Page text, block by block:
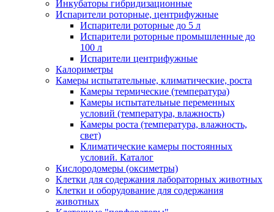
Инкубаторы гибридизационные
Испарители роторные, центрифужные
Испарители роторные до 5 л
Испарители роторные промышленные до
100 л
Испарители центрифужные
Калориметры
Камеры испытательные, климатические, роста
Камеры термические (температура)
Камеры испытательные переменных
условий (температура, влажность)
Камеры роста (температура, влажность,
свет)
Климатические камеры постоянных
условий. Каталог
Кислородомеры (оксиметры)
Клетки для содержания лабораторных животных
Клетки и оборудование для содержания
животных